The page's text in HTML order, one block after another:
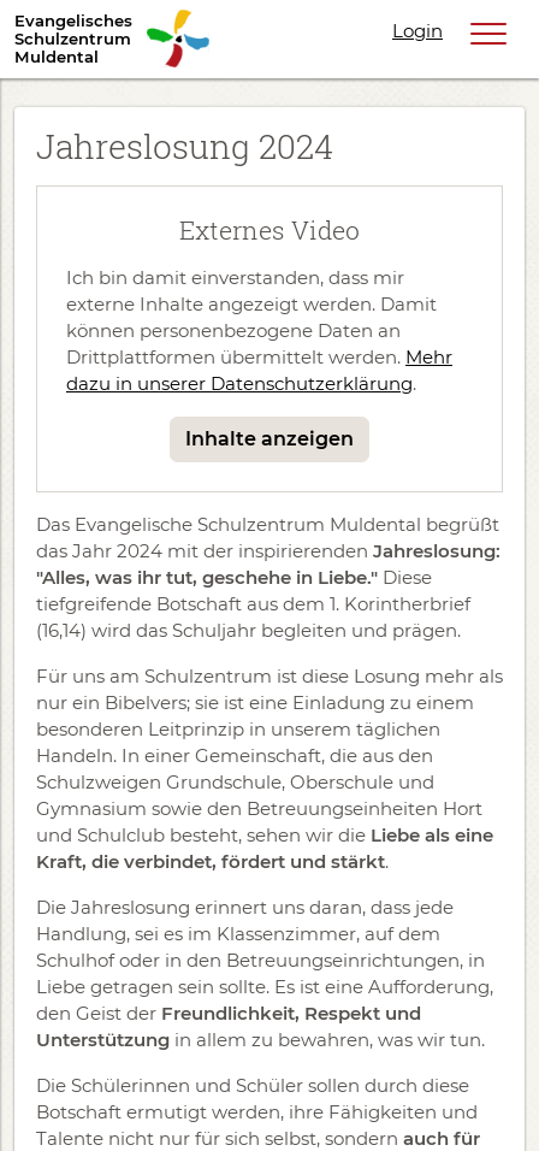
Evangelisches
Schulzentrum
Muldental
Login
Jahreslosung 2024
Externes Video
Ich bin damit einverstanden, dass mir
externe Inhalte angezeigt werden. Damit
können personenbezogene Daten an
Drittplattformen übermittelt werden. Mehr
dazu in unserer Datenschutzerklärung.
Inhalte anzeigen
Das Evangelische Schulzentrum Muldental begrüßt
das Jahr 2024 mit der inspirierenden Jahreslosung:
"Alles, was ihr tut, geschehe in Liebe." Diese
tiefgreifende Botschaft aus dem 1. Korintherbrief
(16,14) wird das Schuljahr begleiten und prägen.
Für uns am Schulzentrum ist diese Losung mehr als
nur ein Bibelvers; sie ist eine Einladung zu einem
besonderen Leitprinzip in unserem täglichen
Handeln. In einer Gemeinschaft, die aus den
Schulzweigen Grundschule, Oberschule und
Gymnasium sowie den Betreuungseinheiten Hort
und Schulclub besteht, sehen wir die Liebe als eine
Kraft, die verbindet, fördert und stärkt.
Die Jahreslosung erinnert uns daran, dass jede
Handlung, sei es im Klassenzimmer, auf dem
Schulhof oder in den Betreuungseinrichtungen, in
Liebe getragen sein sollte. Es ist eine Aufforderung,
den Geist der Freundlichkeit, Respekt und
Unterstützung in allem zu bewahren, was wir tun.
Die Schülerinnen und Schüler sollen durch diese
Botschaft ermutigt werden, ihre Fähigkeiten und
Talente nicht nur für sich selbst, sondern auch für